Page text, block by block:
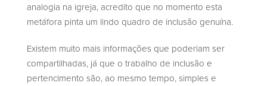
analogia na igreja, acredito que no momento esta
metáfora pinta um lindo quadro de inclusão genuína.
Existem muito mais informações que poderiam ser
compartilhadas, já que o trabalho de inclusão e
pertencimento são, ao mesmo tempo, simples e